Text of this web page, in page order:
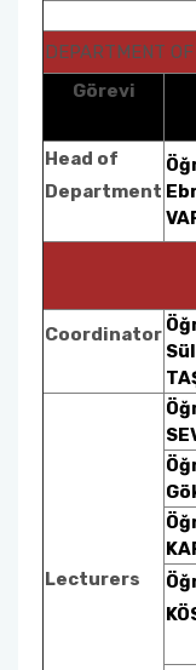
DEPARTMENT
Görevi
Head of
Department
Coordinator
Lecturers